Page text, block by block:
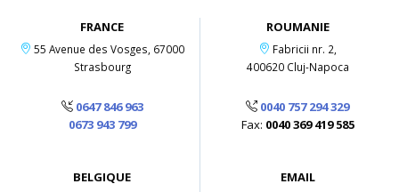
FRANCE
55 Avenue des Vosges, 67000
Strasbourg
0647 846 963
0673 943 799
ROUMANIE
Fabricii nr. 2,
400620 Cluj-Napoca
0040 757 294 329
Fax: 0040 369 419 585
BELGIQUE
EMAIL